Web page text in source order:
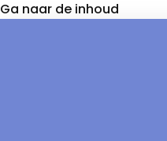
Ga naar de inhoud